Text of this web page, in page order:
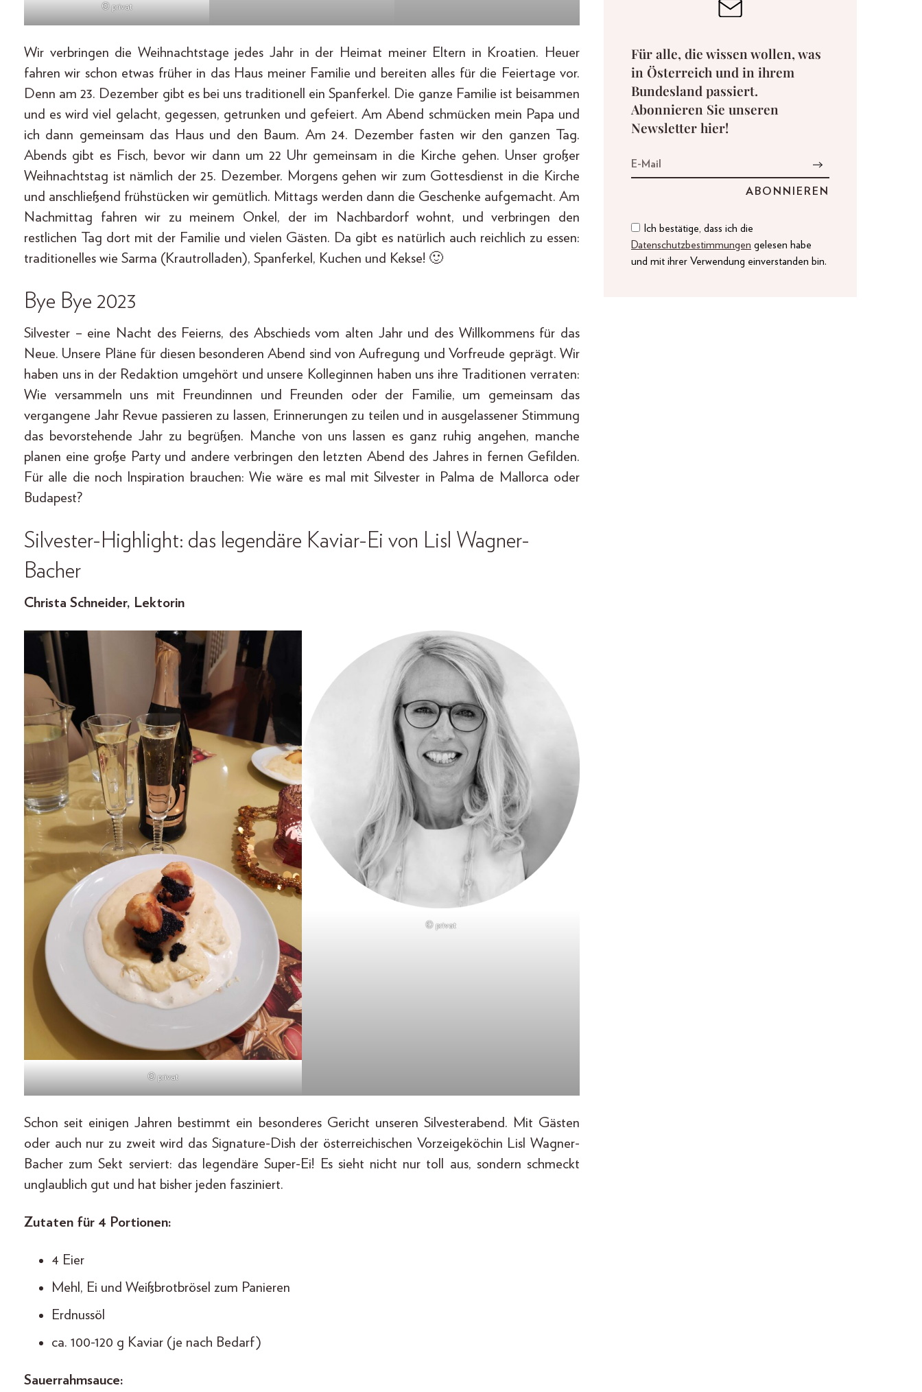
© privat
Wir verbringen die Weihnachtstage jedes Jahr in der Heimat meiner Eltern in Kroatien. Heuer
fahren wir schon etwas früher in das Haus meiner Familie und bereiten alles für die Feiertage vor.
Denn am 23. Dezember gibt es bei uns traditionell ein Spanferkel. Die ganze Familie ist beisammen
und es wird viel gelacht, gegessen, getrunken und gefeiert. Am Abend schmücken mein Papa und
ich dann gemeinsam das Haus und den Baum. Am 24. Dezember fasten wir den ganzen Tag.
Abends gibt es Fisch, bevor wir dann um 22 Uhr gemeinsam in die Kirche gehen. Unser großer
Weihnachtstag ist nämlich der 25. Dezember. Morgens gehen wir zum Gottesdienst in die Kirche
und anschließend frühstücken wir gemütlich. Mittags werden dann die Geschenke aufgemacht. Am
Nachmittag fahren wir zu meinem Onkel, der im Nachbardorf wohnt, und verbringen den
restlichen Tag dort mit der Familie und vielen Gästen. Da gibt es natürlich auch reichlich zu essen:
traditionelles wie Sarma (Krautrolladen), Spanferkel, Kuchen und Kekse! 🙂
Bye Bye 2023
Silvester – eine Nacht des Feierns, des Abschieds vom alten Jahr und des Willkommens für das
Neue. Unsere Pläne für diesen besonderen Abend sind von Aufregung und Vorfreude geprägt. Wir
haben uns in der Redaktion umgehört und unsere Kolleginnen haben uns ihre Traditionen verraten:
Wie versammeln uns mit Freundinnen und Freunden oder der Familie, um gemeinsam das
vergangene Jahr Revue passieren zu lassen, Erinnerungen zu teilen und in ausgelassener Stimmung
das bevorstehende Jahr zu begrüßen. Manche von uns lassen es ganz ruhig angehen, manche
planen eine große Party und andere verbringen den letzten Abend des Jahres in fernen Gefilden.
Für alle die noch Inspiration brauchen: Wie wäre es mal mit Silvester in Palma de Mallorca oder
Budapest?
Silvester-Highlight: das legendäre Kaviar-Ei von Lisl Wagner-
Bacher
Christa Schneider, Lektorin
© privat
© privat
Schon seit einigen Jahren bestimmt ein besonderes Gericht unseren Silvesterabend. Mit Gästen
oder auch nur zu zweit wird das Signature-Dish der österreichischen Vorzeigeköchin Lisl Wagner-
Bacher zum Sekt serviert: das legendäre Super-Ei! Es sieht nicht nur toll aus, sondern schmeckt
unglaublich gut und hat bisher jeden fasziniert.
Zutaten für 4 Portionen:
4 Eier
Mehl, Ei und Weißbrotbrösel zum Panieren
Erdnussöl
ca. 100-120 g Kaviar (je nach Bedarf)
Sauerrahmsauce:
Für alle, die wissen wollen, was
in Österreich und in ihrem
Bundesland passiert.
Abonnieren Sie unseren
Newsletter hier!
Ich bestätige, dass ich die
Datenschutzbestimmungen gelesen habe
und mit ihrer Verwendung einverstanden bin.